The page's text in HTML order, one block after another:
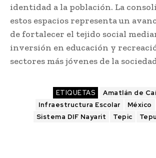
identidad a la población. La
estos espacios representa un
de fortalecer el tejido social
inversión en educación y
sectores más jóvenes de la
ETIQUETAS
Amatlán de
Infraestructura Escolar
México
Sistema DIF Nayarit
Tepic